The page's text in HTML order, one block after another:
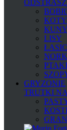
KOTY
KUNY
LISY
PTAKI
GRYZONIE
TRUTKI